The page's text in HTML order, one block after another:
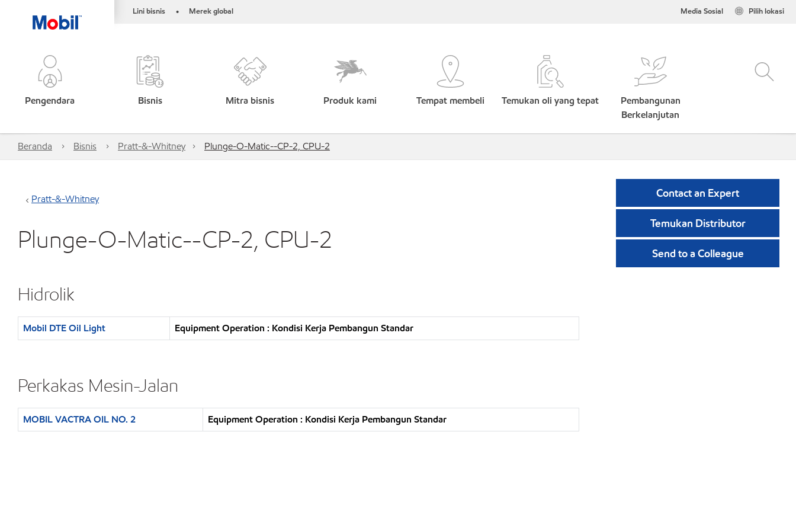
Lini bisnis • Merek global Pilih lokasi
Media Sosial
Pengendara Bisnis Mitra bisnis Produk kami Tempat membeli Temukan oli yang tepat
Pembangunan
Berkelanjutan
Beranda Bisnis Pratt-&-Whitney Plunge-O-Matic--CP-2, CPU-2
Pratt-&-Whitney
Plunge-O-Matic--CP-2, CPU-2
Hidrolik
Mobil DTE Oil Light Equipment Operation : Kondisi Kerja Pembangun Standar
Perkakas Mesin-Jalan
MOBIL VACTRA OIL NO. 2 Equipment Operation : Kondisi Kerja Pembangun Standar
Contact an Expert
Temukan Distributor
Send to a Colleague